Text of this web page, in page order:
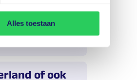
Alles toestaan
waardoor
voordoen? Dan
om gebruik te
op, probeer je in
of ook